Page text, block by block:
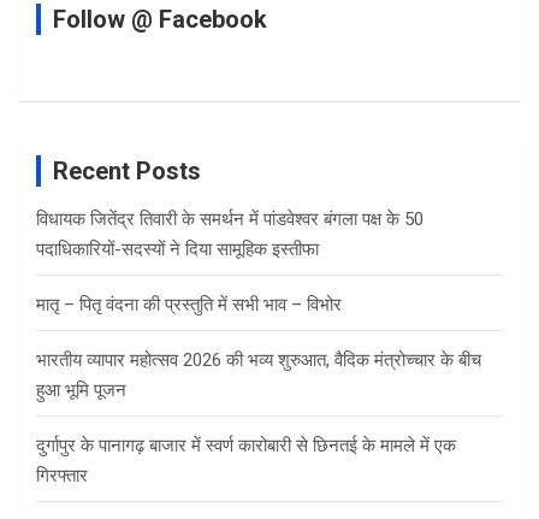
Follow @ Facebook
Recent Posts
विधायक जितेंद्र तिवारी के समर्थन में पांडवेश्वर बंगला पक्ष के 50
पदाधिकारियों-सदस्यों ने दिया सामूहिक इस्तीफा
मातृ – पितृ वंदना की प्रस्तुति में सभी भाव – विभोर
भारतीय व्यापार महोत्सव 2026 की भव्य शुरुआत, वैदिक मंत्रोच्चार के बीच
हुआ भूमि पूजन
दुर्गापुर के पानागढ़ बाजार में स्वर्ण कारोबारी से छिनतई के मामले में एक
गिरफ्तार